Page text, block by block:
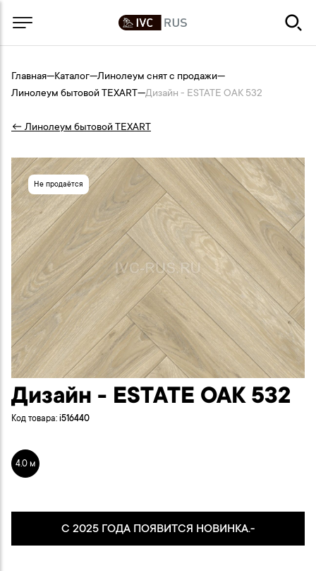
Главная—Каталог—Линолеум снят с продажи—
Линолеум бытовой TEXART—Дизайн - ESTATE OAK 532
← Линолеум бытовой TEXART
Не продаётся
Дизайн - ESTATE OAK 532
Код товара: i516440
4.0 м
С 2025 ГОДА ПОЯВИТСЯ НОВИНКА.-